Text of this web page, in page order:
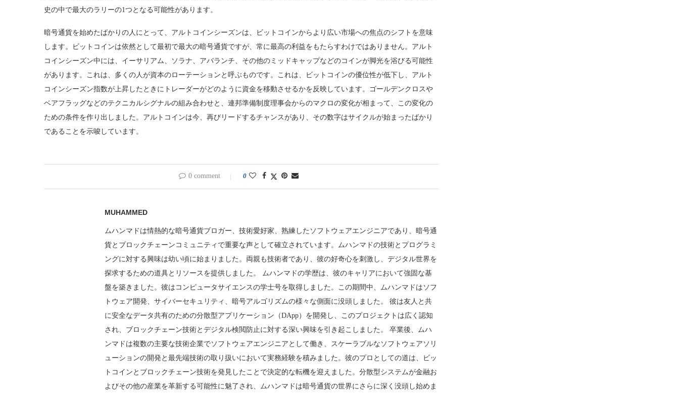
史の中で最大のラリーの1つとなる可能性があります。
暗号通貨を始めたばかりの人にとって、アルトコインシーズンは、ビットコインからより広い市場への焦点のシフトを意味
します。ビットコインは依然として最初で最大の暗号通貨ですが、常に最高の利益をもたらすわけではありません。アルト
コインシーズン中には、イーサリアム、ソラナ、アバランチ、その他のミッドキャップなどのコインが脚光を浴びる可能性
があります。これは、多くの人が資本のローテーションと呼ぶものです。これは、ビットコインの優位性が低下し、アルト
コインシーズン指数が上昇したときにトレーダーがどのように資金を移動させるかを反映しています。ゴールデンクロスや
ベアフラッグなどのテクニカルシグナルの組み合わせと、連邦準備制度理事会からのマクロの変化が相まって、この変化の
ための条件を作り出しました。アルトコインは今、再びリードするチャンスがあり、その数字はサイクルが始まったばかり
であることを示唆しています。
0 comment 0
MUHAMMED
ムハンマドは情熱的な暗号通貨ブロガー、技術愛好家、熟練したソフトウェアエンジニアであり、暗号通
貨とブロックチェーンコミュニティで重要な声として確立されています。ムハンマドの技術とプログラミ
ングに対する興味は幼い頃に始まりました。両親も技術者であり、彼の好奇心を刺激し、デジタル世界を
探求するための道具とリソースを提供しました。 ムハンマドの学歴は、彼のキャリアにおいて強固な基
盤を築きました。彼はコンピュータサイエンスの学士号を取得しました。この期間中、ムハンマドはソフ
トウェア開発、サイバーセキュリティ、暗号アルゴリズムの様々な側面に没頭しました。 彼は友人と共
に安全なデータ共有のための分散型アプリケーション（DApp）を開発し、このプロジェクトは広く認知
され、ブロックチェーン技術とデジタル検閲防止に対する深い興味を引き起こしました。 卒業後、ムハ
ンマドは複数の主要な技術企業でソフトウェアエンジニアとして働き、スケーラブルなソフトウェアソリ
ューションの開発と最先端技術の取り扱いにおいて実務経験を積みました。彼のプロとしての道は、ビッ
トコインとブロックチェーン技術を発見したことで決定的な転機を迎えました。分散型システムが金融お
よびその他の産業を革新する可能性に魅了され、ムハンマドは暗号通貨の世界にさらに深く没頭し始めま